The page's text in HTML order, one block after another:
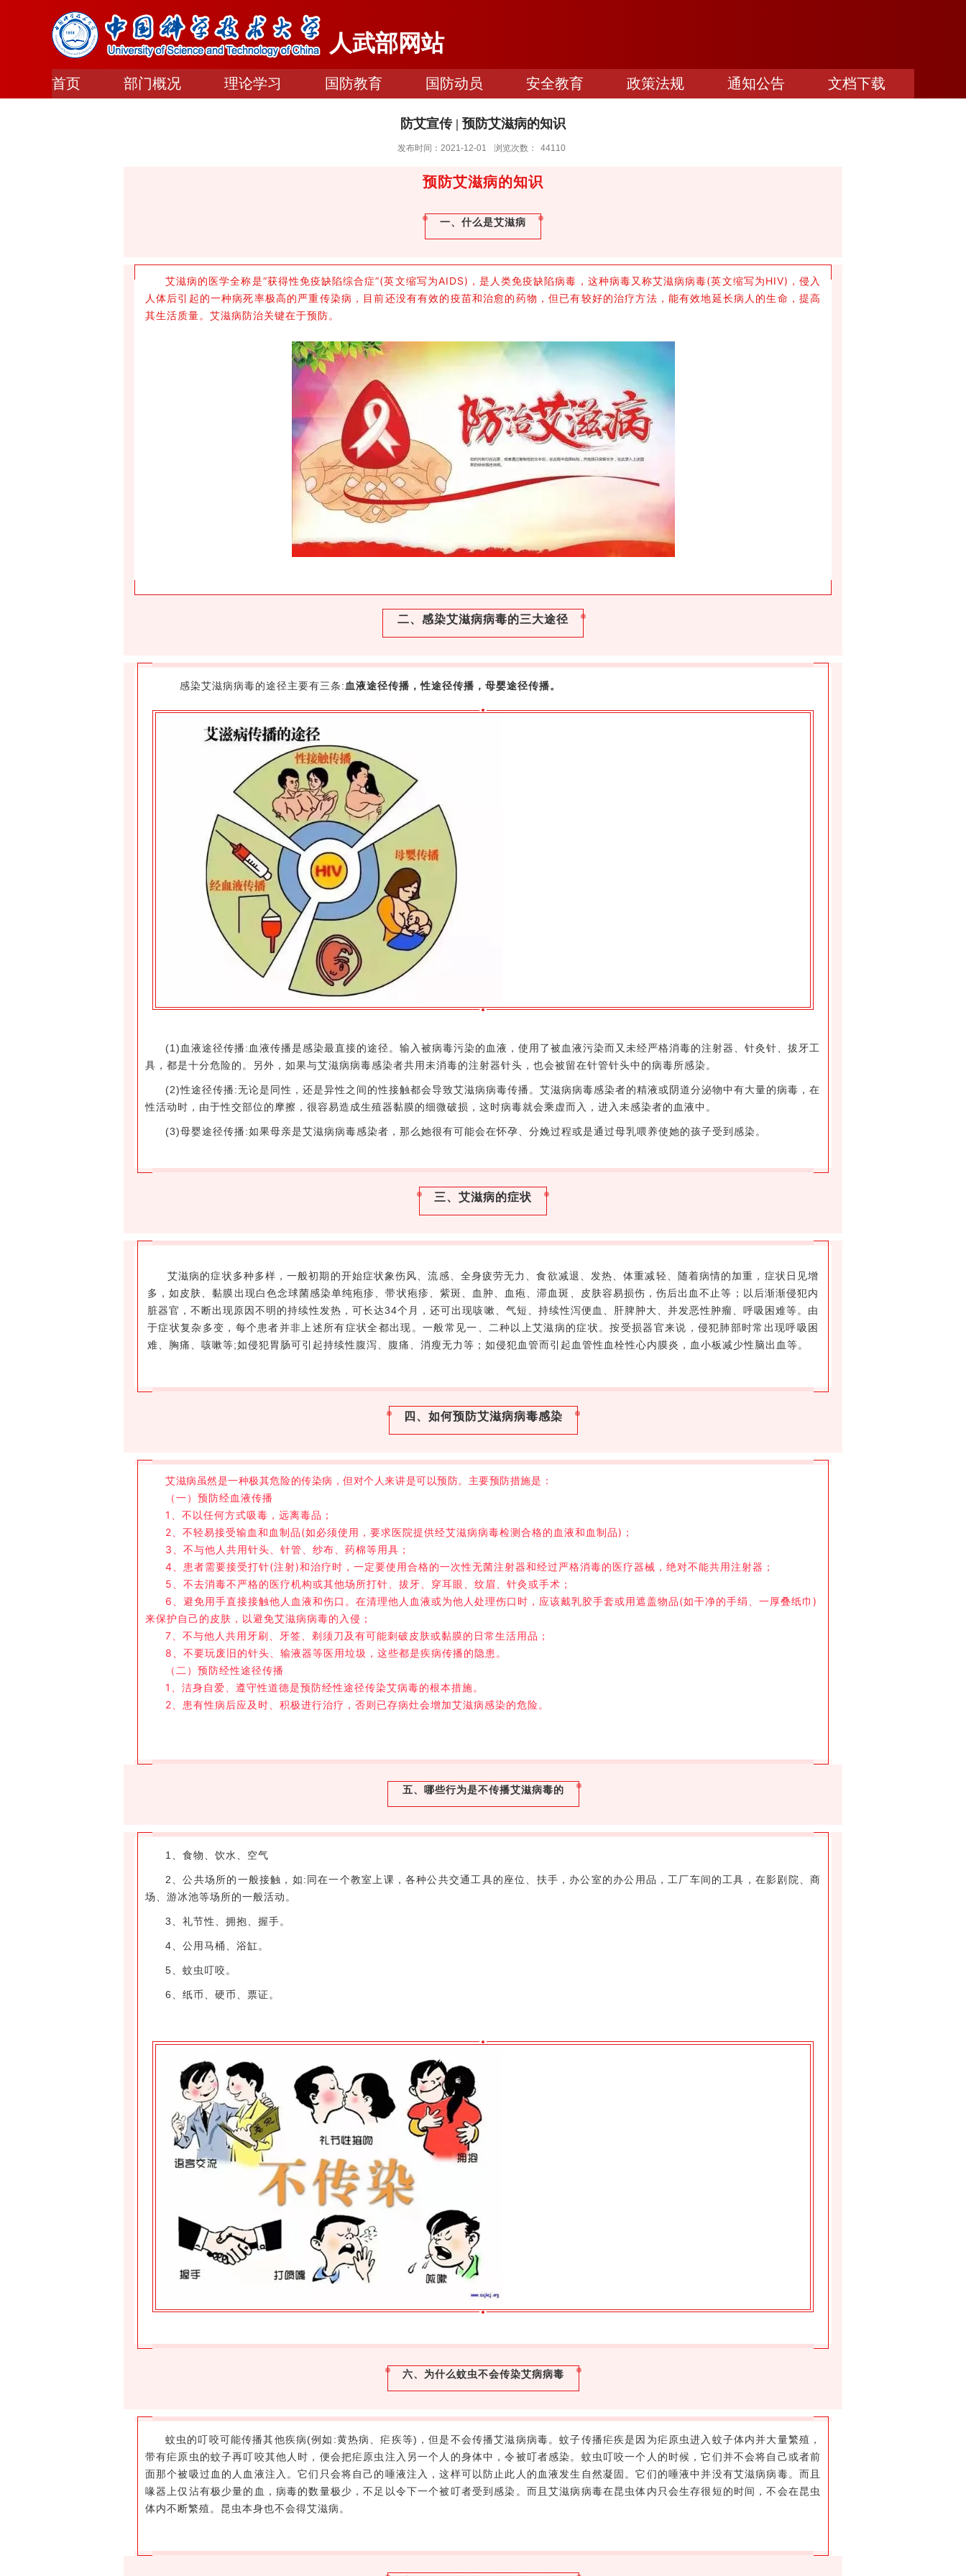
人武部网站
首页 部门概况 理论学习 国防教育 国防动员 安全教育 政策法规 通知公告 文档下载
防艾宣传 | 预防艾滋病的知识
发布时间：2021-12-01 浏览次数： 44110
预防艾滋病的知识
一、什么是艾滋病
艾滋病的医学全称是“获得性免疫缺陷综合症”(英文缩写为AIDS)，是人类免疫缺陷病毒，这种病毒又称艾滋病病毒(英文缩写为HIV)，侵入
人体后引起的一种病死率极高的严重传染病，目前还没有有效的疫苗和治愈的药物，但已有较好的治疗方法，能有效地延长病人的生命，提高
其生活质量。艾滋病防治关键在于预防。
二、感染艾滋病病毒的三大途径
感染艾滋病病毒的途径主要有三条: 血液途径传播，性途径传播，母婴途径传播。
(1)血液途径传播:血液传播是感染最直接的途径。输入被病毒污染的血液，使用了被血液污染而又未经严格消毒的注射器、针灸针、拔牙工
具，都是十分危险的。另外，如果与艾滋病病毒感染者共用未消毒的注射器针头，也会被留在针管针头中的病毒所感染。
(2)性途径传播:无论是同性，还是异性之间的性接触都会导致艾滋病病毒传播。艾滋病病毒感染者的精液或阴道分泌物中有大量的病毒，在
性活动时，由于性交部位的摩擦，很容易造成生殖器黏膜的细微破损，这时病毒就会乘虚而入，进入未感染者的血液中。
(3)母婴途径传播:如果母亲是艾滋病病毒感染者，那么她很有可能会在怀孕、分娩过程或是通过母乳喂养使她的孩子受到感染。
三、艾滋病的症状
艾滋病的症状多种多样，一般初期的开始症状象伤风、流感、全身疲劳无力、食欲减退、发热、体重减轻、随着病情的加重，症状日见增
多，如皮肤、黏膜出现白色念球菌感染单纯疱疹、带状疱疹、紫斑、血肿、血疱、滞血斑、皮肤容易损伤，伤后出血不止等；以后渐渐侵犯内
脏器官，不断出现原因不明的持续性发热，可长达34个月，还可出现咳嗽、气短、持续性泻便血、肝脾肿大、并发恶性肿瘤、呼吸困难等。由
于症状复杂多变，每个患者并非上述所有症状全都出现。一般常见一、二种以上艾滋病的症状。按受损器官来说，侵犯肺部时常出现呼吸困
难、胸痛、咳嗽等;如侵犯胃肠可引起持续性腹泻、腹痛、消瘦无力等；如侵犯血管而引起血管性血栓性心内膜炎，血小板减少性脑出血等。
四、如何预防艾滋病病毒感染
艾滋病虽然是一种极其危险的传染病，但对个人来讲是可以预防。主要预防措施是：
（一）预防经血液传播
1、不以任何方式吸毒，远离毒品；
2、不轻易接受输血和血制品(如必须使用，要求医院提供经艾滋病病毒检测合格的血液和血制品)；
3、不与他人共用针头、针管、纱布、药棉等用具；
4、患者需要接受打针(注射)和治疗时，一定要使用合格的一次性无菌注射器和经过严格消毒的医疗器械，绝对不能共用注射器；
5、不去消毒不严格的医疗机构或其他场所打针、拔牙、穿耳眼、纹眉、针灸或手术；
6、避免用手直接接触他人血液和伤口。在清理他人血液或为他人处理伤口时，应该戴乳胶手套或用遮盖物品(如干净的手绢、一厚叠纸巾)
来保护自己的皮肤，以避免艾滋病病毒的入侵；
7、不与他人共用牙刷、牙签、剃须刀及有可能刺破皮肤或黏膜的日常生活用品；
8、不要玩废旧的针头、输液器等医用垃圾，这些都是疾病传播的隐患。
（二）预防经性途径传播
1、洁身自爱、遵守性道德是预防经性途径传染艾病毒的根本措施。
2、患有性病后应及时、积极进行治疗，否则已存病灶会增加艾滋病感染的危险。
五、哪些行为是不传播艾滋病毒的
1、食物、饮水、空气
2、公共场所的一般接触，如:同在一个教室上课，各种公共交通工具的座位、扶手，办公室的办公用品，工厂车间的工具，在影剧院、商
场、游冰池等场所的一般活动。
3、礼节性、拥抱、握手。
4、公用马桶、浴缸。
5、蚊虫叮咬。
6、纸币、硬币、票证。
六、为什么蚊虫不会传染艾病病毒
蚊虫的叮咬可能传播其他疾病(例如:黄热病、疟疾等)，但是不会传播艾滋病病毒。蚊子传播疟疾是因为疟原虫进入蚊子体内并大量繁殖，
带有疟原虫的蚊子再叮咬其他人时，便会把疟原虫注入另一个人的身体中，令被叮者感染。蚊虫叮咬一个人的时候，它们并不会将自己或者前
面那个被吸过血的人血液注入。它们只会将自己的唾液注入，这样可以防止此人的血液发生自然凝固。它们的唾液中并没有艾滋病病毒。而且
喙器上仅沾有极少量的血，病毒的数量极少，不足以令下一个被叮者受到感染。而且艾滋病病毒在昆虫体内只会生存很短的时间，不会在昆虫
体内不断繁殖。昆虫本身也不会得艾滋病。